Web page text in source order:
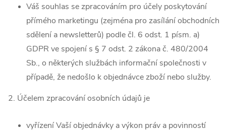
Váš souhlas se zpracováním pro účely poskytování
přímého marketingu (zejména pro zasílání obchodních
sdělení a newsletterů) podle čl. 6 odst. 1 písm. a)
GDPR ve spojení s § 7 odst. 2 zákona č. 480/2004
Sb., o některých službách informační společnosti v
případě, že nedošlo k objednávce zboží nebo služby.
2. Účelem zpracování osobních údajů je
vyřízení Vaší objednávky a výkon práv a povinností